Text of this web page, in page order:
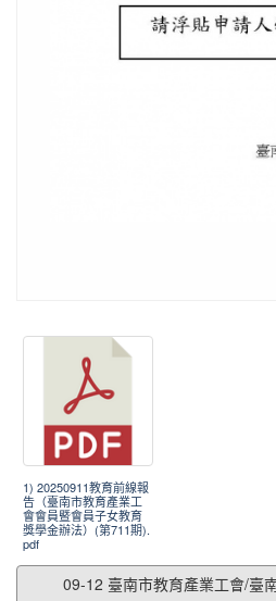
1) 20250911教育前線報
告（臺南市教育產業工
會會員暨會員子女教育
獎學金辦法）(第711期).
pdf
09-12 臺南市教育產業工會/臺